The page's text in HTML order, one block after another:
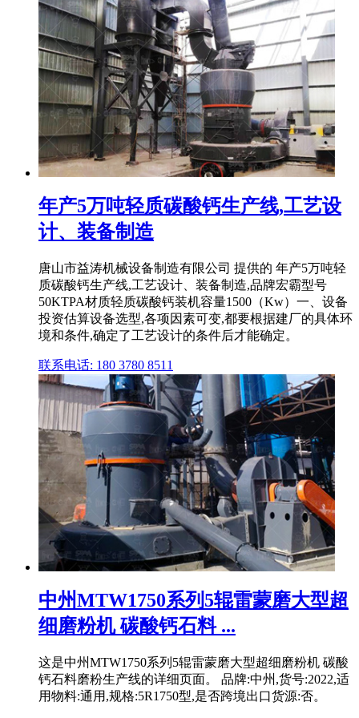
年产5万吨轻质碳酸钙生产线,工艺设
计、装备制造
唐山市益涛机械设备制造有限公司 提供的 年产5万吨轻
质碳酸钙生产线,工艺设计、装备制造,品牌宏霸型号
50KTPA材质轻质碳酸钙装机容量1500（Kw）一、设备
投资估算设备选型,各项因素可变,都要根据建厂的具体环
境和条件,确定了工艺设计的条件后才能确定。
联系电话: 180 3780 8511
中州MTW1750系列5辊雷蒙磨大型超
细磨粉机 碳酸钙石料 ...
这是中州MTW1750系列5辊雷蒙磨大型超细磨粉机 碳酸
钙石料磨粉生产线的详细页面。 品牌:中州,货号:2022,适
用物料:通用,规格:5R1750型,是否跨境出口货源:否。